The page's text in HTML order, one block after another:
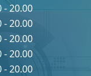
- 20.00
- 20.00
- 20.00
- 20.00
- 20.00